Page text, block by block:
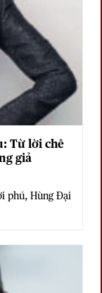
Từ lời chê
giả
phú, Hùng Đại